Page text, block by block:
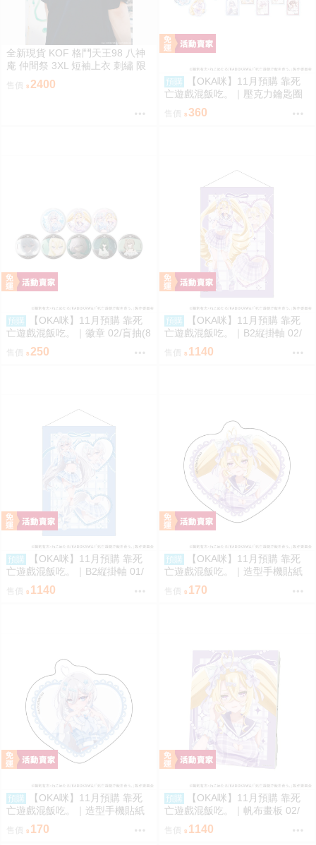
全新現貨 KOF 格鬥天王98 八神
庵 仲間祭 3XL 短袖上衣 刺繡 限
定聯名
售價 2400 預購
【OKA咪】11月預購 靠死
亡遊戲混飯吃。｜壓克力鑰匙圈
02/盲抽(8種)(官方&新繪插畫) 隨
機一款
售價 360
預購
【OKA咪】11月預購 靠死
亡遊戲混飯吃。｜徽章 02/盲抽(8
種)(官方&新繪插畫) 隨機一款
250
預購
【OKA咪】11月預購 靠死
亡遊戲混飯吃。｜B2縦掛軸 02/
(新繪插畫) (御城)
1140
預購
【OKA咪】11月預購 靠死
亡遊戲混飯吃。｜B2縦掛軸 01/
(新繪插畫) (幽鬼)
售價 1140
預購
【OKA咪】11月預購 靠死
亡遊戲混飯吃。｜造型手機貼紙
02/ (新繪插畫) (御城)
售價 170
預購
【OKA咪】11月預購 靠死
亡遊戲混飯吃。｜造型手機貼紙
01/ (新繪插畫) (幽鬼)
170
預購
【OKA咪】11月預購 靠死
亡遊戲混飯吃。｜帆布畫板 02/
(新繪插畫) (御城)
1140